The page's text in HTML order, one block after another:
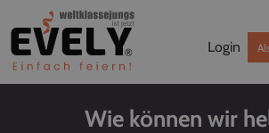
Login
Wie können wir